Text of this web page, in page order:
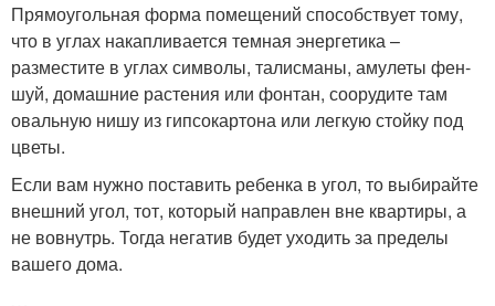
Прямоугольная форма помещений способствует тому,
что в углах накапливается темная энергетика –
разместите в углах символы, талисманы, амулеты фен-
шуй, домашние растения или фонтан, соорудите там
овальную нишу из гипсокартона или легкую стойку под
цветы.
Если вам нужно поставить ребенка в угол, то выбирайте
внешний угол, тот, который направлен вне квартиры, а
не вовнутрь. Тогда негатив будет уходить за пределы
вашего дома.